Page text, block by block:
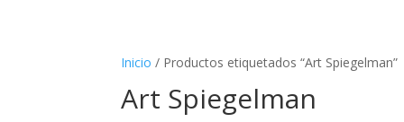
Inicio / Productos etiquetados “Art Spiegelman”
Art Spiegelman